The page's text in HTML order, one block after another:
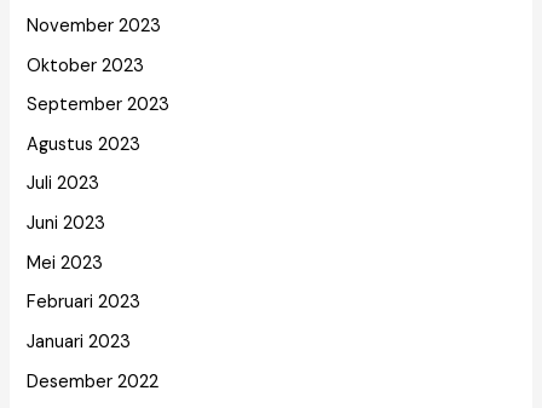
November 2023
Oktober 2023
September 2023
Agustus 2023
Juli 2023
Juni 2023
Mei 2023
Februari 2023
Januari 2023
Desember 2022